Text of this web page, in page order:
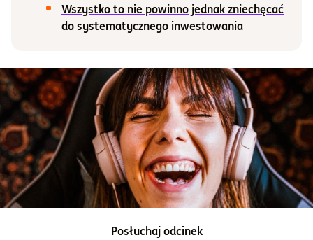
Zaloguj
Wszystko to nie powinno jednak zniechęcać
do systematycznego inwestowania
Posłuchaj odcinek